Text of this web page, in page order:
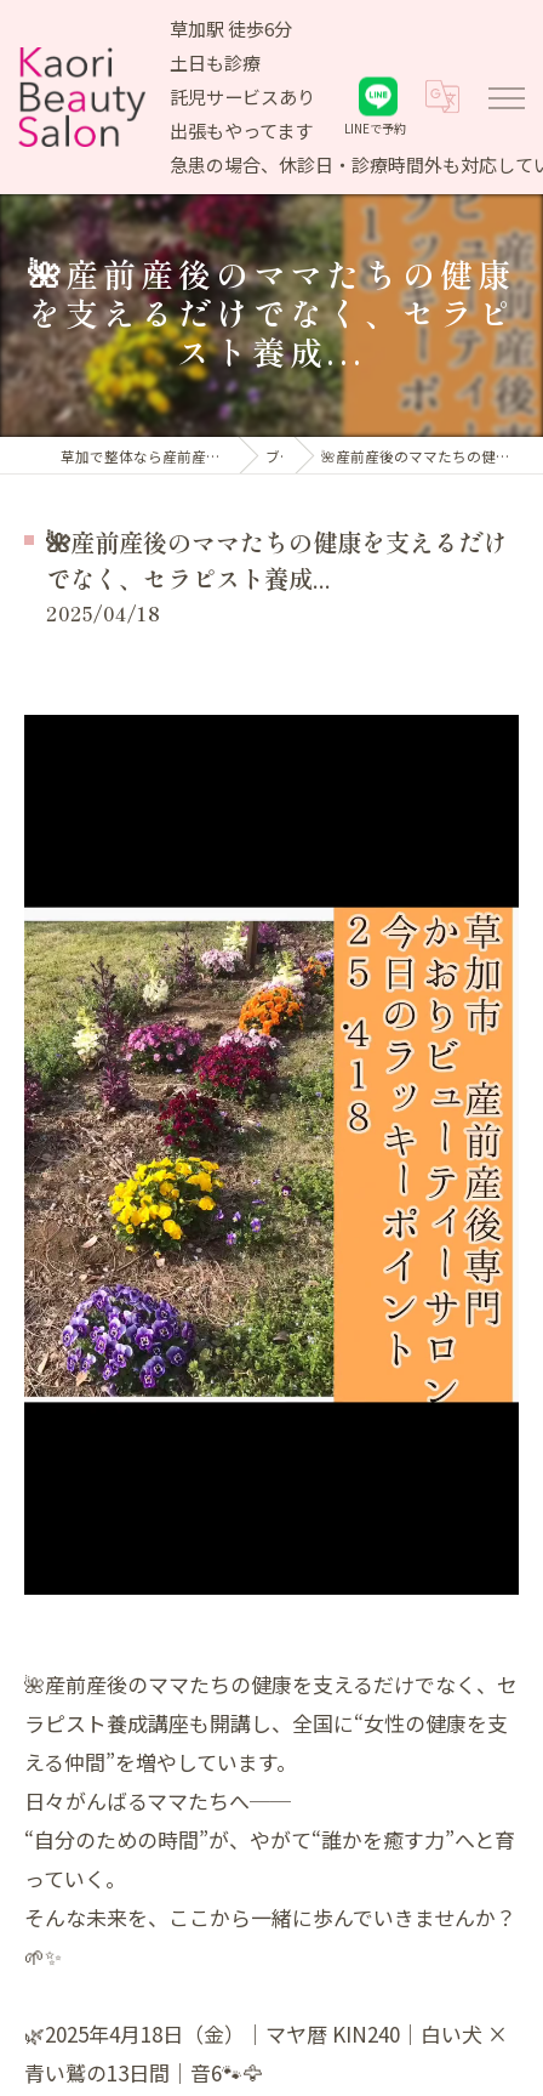
草加駅 徒歩6分
土日も診療
託児サービスあり
出張もやってます
急患の場合、休診日・診療時間外も対応して
LINEで予約
🌺産前産後のママたちの健康
を支えるだけでなく、セラピ
スト養成...
草加で整体なら産前産後ケア専門 かおりビューティサロン ブログ 🌺産前産後のママたちの健康を支えるだけでなく、セラピスト養成...
🌺産前産後のママたちの健康を支えるだけ
でなく、セラピスト養成...
2025/04/18
🌺産前産後のママたちの健康を支えるだけでなく、セ
ラピスト養成講座も開講し、全国に“女性の健康を支
える仲間”を増やしています。
日々がんばるママたちへ──
“自分のための時間”が、やがて“誰かを癒す力”へと育
っていく。
そんな未来を、ここから一緒に歩んでいきませんか？
🌱✨
🌿2025年4月18日（金）｜マヤ暦 KIN240｜白い犬 ×
青い鷲の13日間｜音6🐾🦅